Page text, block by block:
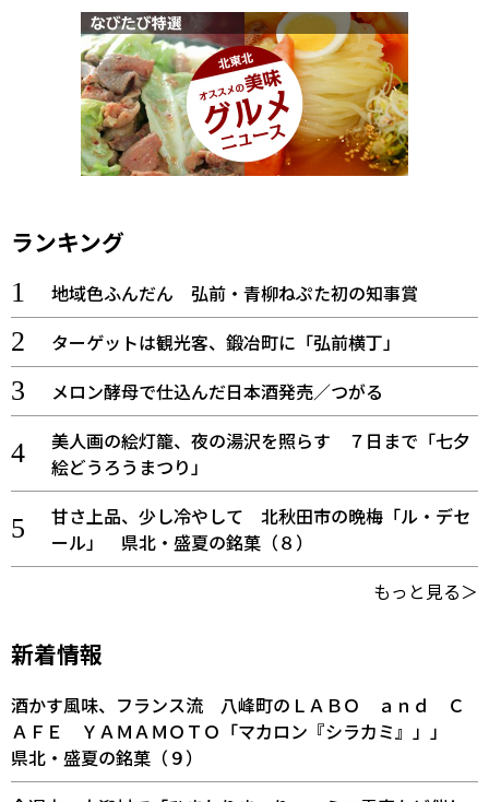
ランキング
地域色ふんだん 弘前・青柳ねぷた初の知事賞
ターゲットは観光客、鍛冶町に「弘前横丁」
メロン酵母で仕込んだ日本酒発売／つがる
美人画の絵灯籠、夜の湯沢を照らす ７日まで「七夕
絵どうろうまつり」
甘さ上品、少し冷やして 北秋田市の晩梅「ル・デセ
ール」 県北・盛夏の銘菓（８）
もっと見る＞
新着情報
酒かす風味、フランス流 八峰町のＬＡＢＯ ａｎｄ Ｃ
ＡＦＥ ＹＡＭＡＭＯＴＯ「マカロン『シラカミ』」」
県北・盛夏の銘菓（９）